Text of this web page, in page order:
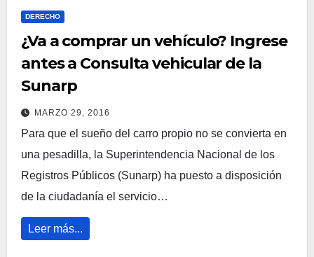
DERECHO
¿Va a comprar un vehículo? Ingrese
antes a Consulta vehicular de la
Sunarp
MARZO 29, 2016
Para que el sueño del carro propio no se convierta en
una pesadilla, la Superintendencia Nacional de los
Registros Públicos (Sunarp) ha puesto a disposición
de la ciudadanía el servicio…
Leer más...